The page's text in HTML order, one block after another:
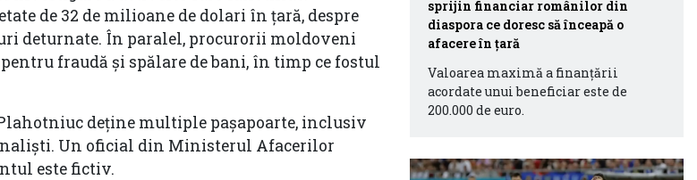
de 32 de milioane de dolari în țară, despre
deturnate. În paralel, procurorii moldoveni
fraudă și spălare de bani, în timp ce fostul
deține multiple pașapoarte, inclusiv
Un oficial din Ministerul Afacerilor
este fictiv.
sprijin financiar românilor din
diaspora ce doresc să înceapă o
afacere în țară
Valoarea maximă a finanţării
acordate unui beneficiar este de
200.000 de euro.